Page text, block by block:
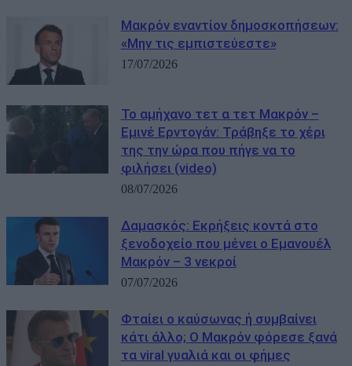
Μακρόν εναντίον δημοσκοπήσεων:
«Μην τις εμπιστεύεστε»
17/07/2026
Το αμήχανο τετ α τετ Μακρόν –
Εμινέ Ερντογάν: Τράβηξε το χέρι
της την ώρα που πήγε να το
φιλήσει (video)
08/07/2026
Δαμασκός: Εκρήξεις κοντά στο
ξενοδοχείο που μένει ο Εμανουέλ
Μακρόν – 3 νεκροί
07/07/2026
Φταίει ο καύσωνας ή συμβαίνει
κάτι άλλο; Ο Μακρόν φόρεσε ξανά
τα viral γυαλιά και οι φήμες